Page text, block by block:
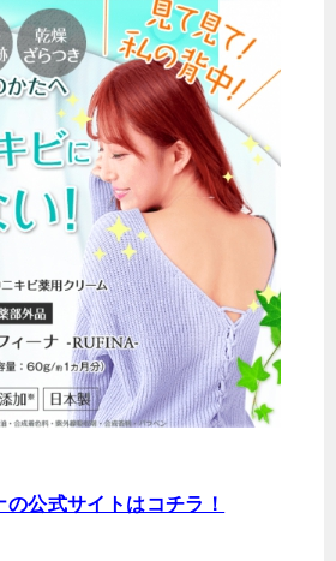
の公式サイトはコチラ！